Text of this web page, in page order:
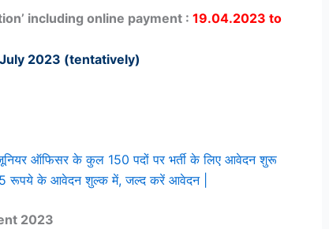
including online payment : 19.04.2023 to
2023 (tentatively)
ऑफिसर के कुल 150 पदों पर भर्ती के लिए आवेदन शुरू
रूपये के आवेदन शुल्क में, जल्द करें आवेदन |
2023